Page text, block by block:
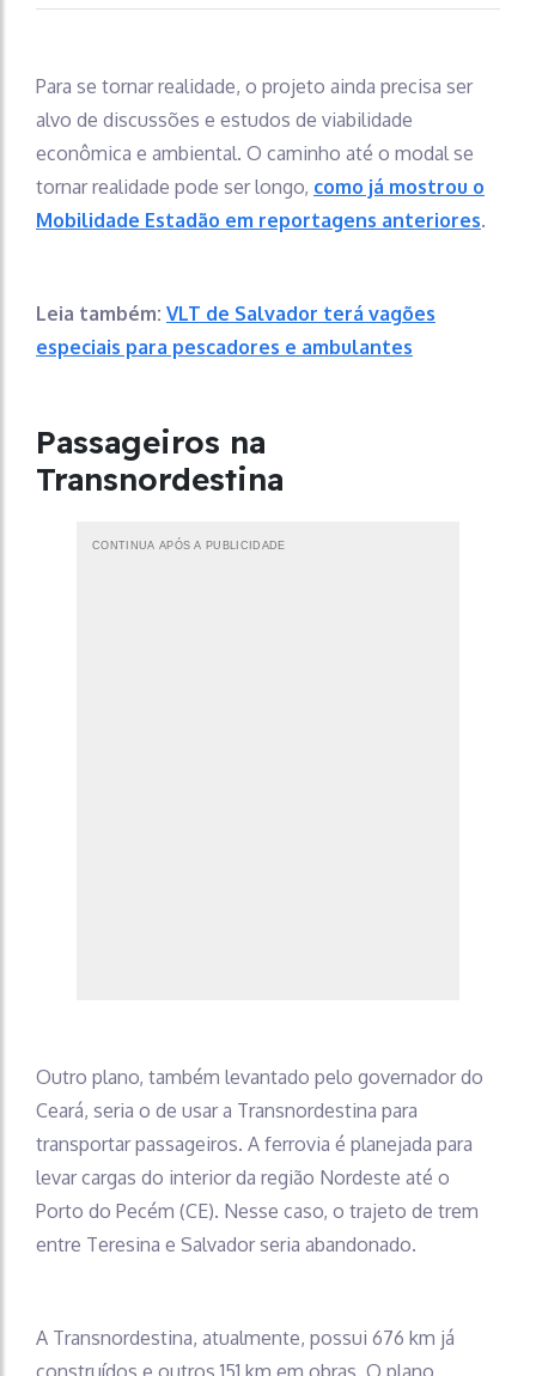
Para se tornar realidade, o projeto ainda precisa ser
alvo de discussões e estudos de viabilidade
econômica e ambiental. O caminho até o modal se
tornar realidade pode ser longo, como já mostrou o
Mobilidade Estadão em reportagens anteriores.
Leia também: VLT de Salvador terá vagões
especiais para pescadores e ambulantes
Passageiros na
Transnordestina
CONTINUA APÓS A PUBLICIDADE
Outro plano, também levantado pelo governador do
Ceará, seria o de usar a Transnordestina para
transportar passageiros. A ferrovia é planejada para
levar cargas do interior da região Nordeste até o
Porto do Pecém (CE). Nesse caso, o trajeto de trem
entre Teresina e Salvador seria abandonado.
A Transnordestina, atualmente, possui 676 km já
construídos e outros 151 km em obras. O plano